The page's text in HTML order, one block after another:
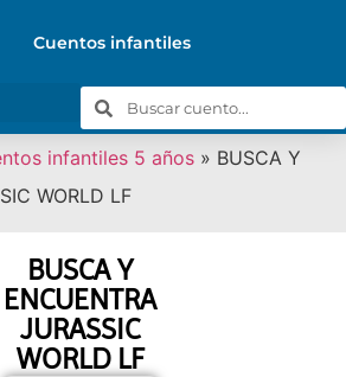
Cuentos infantiles
infantiles 5 años » BUSCA Y
WORLD LF
BUSCA Y
ENCUENTRA
JURASSIC
WORLD LF